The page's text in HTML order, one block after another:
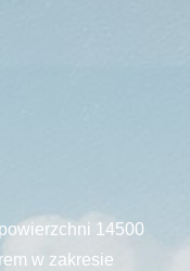
14500
w zakresie